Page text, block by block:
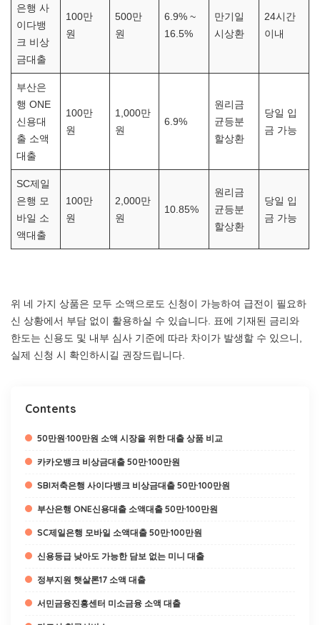
은행 사
이다뱅
크 비상
금대출
100만
원
500만
원
6.9% ~
16.5%
만기일
시상환
24시간
이내
부산은
행 ONE
신용대
출 소액
대출
100만
원
1,000만
원
6.9%
원리금
균등분
할상환
당일 입
금 가능
SC제일
은행 모
바일 소
액대출
100만
원
2,000만
원
10.85%
원리금
균등분
할상환
당일 입
금 가능
위 네 가지 상품은 모두 소액으로도 신청이 가능하여 급전이 필요하
신 상황에서 부담 없이 활용하실 수 있습니다. 표에 기재된 금리와
한도는 신용도 및 내부 심사 기준에 따라 차이가 발생할 수 있으니,
실제 신청 시 확인하시길 권장드립니다.
Contents
50만원·100만원 소액 시장을 위한 대출 상품 비교
카카오뱅크 비상금대출 50만·100만원
SBI저축은행 사이다뱅크 비상금대출 50만·100만원
부산은행 ONE신용대출 소액대출 50만·100만원
SC제일은행 모바일 소액대출 50만·100만원
신용등급 낮아도 가능한 담보 없는 미니 대출
정부지원 햇살론17 소액 대출
서민금융진흥센터 미소금융 소액 대출